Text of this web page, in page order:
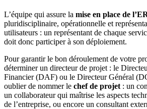
L’équipe qui assure la mise en place de
pluridisciplinaire, opérationnelle et
utilisateurs : un représentant de chaque
doit donc participer à son déploiement.
Pour garantir le bon déroulement de votre
déterminer un directeur de projet : le
Financier (DAF) ou le Directeur Général
oublier de nommer le chef de projet : un
un collaborateur qui maîtrise les aspects
de l’entreprise, ou encore un consultant